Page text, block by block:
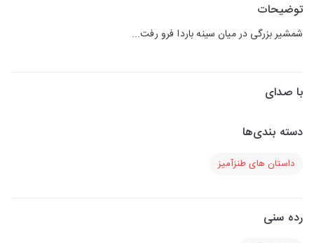
توضیحات
شمشیر بزرگی در میان سینه باردا فرو رفت...
با صدای
دسته بندی‌ها
داستان های طنزآمیز
رده سنی